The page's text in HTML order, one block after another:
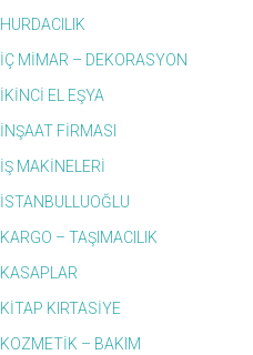
HURDACILIK
İÇ MİMAR – DEKORASYON
İKİNCİ EL EŞYA
İNŞAAT FİRMASI
İŞ MAKİNELERİ
İSTANBULLUOĞLU
KARGO – TAŞIMACILIK
KASAPLAR
KİTAP KIRTASİYE
KOZMETİK – BAKIM